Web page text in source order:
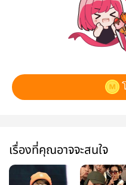
เรื่องที่คุณอาจจะสนใจ